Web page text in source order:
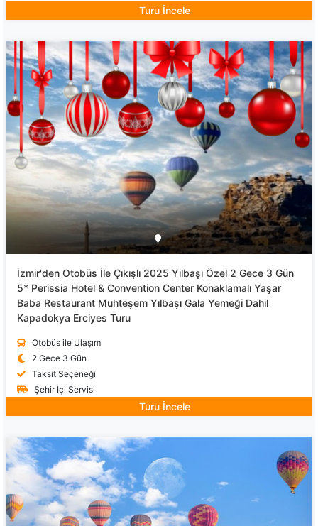
Turu İncele
İzmir'den Otobüs İle Çıkışlı 2025 Yılbaşı Özel 2 Gece 3 Gün
5* Perissia Hotel & Convention Center Konaklamalı Yaşar
Baba Restaurant Muhteşem Yılbaşı Gala Yemeği Dahil
Kapadokya Erciyes Turu
Otobüs ile Ulaşım
2 Gece 3 Gün
Taksit Seçeneği
Şehir İçi Servis
Turu İncele